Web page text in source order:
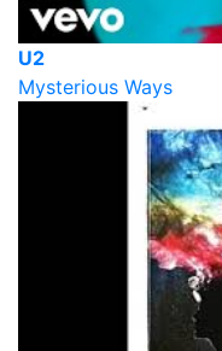
U2
Mysterious Ways